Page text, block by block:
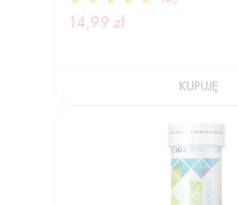
14,99 zł
KUPUJĘ